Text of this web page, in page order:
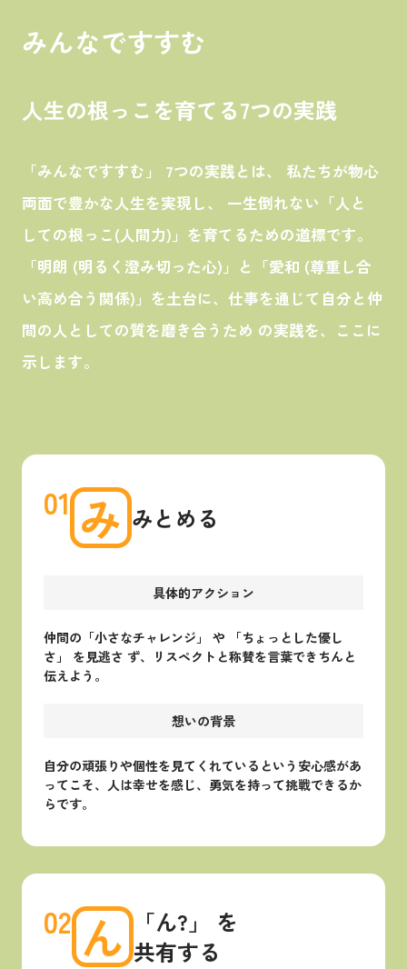
みんなですすむ
人生の根っこを育てる7つの実践
「みんなですすむ」 7つの実践とは、 私たちが物心
両面で豊かな人生を実現し、 一生倒れない「人と
しての根っこ(人間力)」を育てるための道標です。
「明朗 (明るく澄み切った心)」と「愛和 (尊重し合
い高め合う関係)」を土台に、仕事を通じて自分と仲
間の人としての質を磨き合うため の実践を、ここに
示します。
01 み みとめる
具体的アクション
仲間の「小さなチャレンジ」 や 「ちょっとした優し
さ」 を見逃さ ず、リスペクトと称賛を言葉できちんと
伝えよう。
想いの背景
自分の頑張りや個性を見てくれているという安心感があ
ってこそ、人は幸せを感じ、勇気を持って挑戦できるか
らです。
02 ん 「ん?」 を
共有する